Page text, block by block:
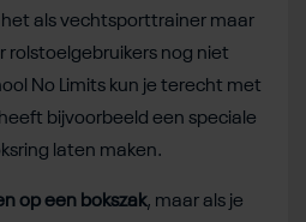
als vechtsporttrainer maar
rolstoelgebruikers nog niet
No Limits kun je terecht met
bijvoorbeeld een speciale
laten maken.
op een bokszak, maar als je